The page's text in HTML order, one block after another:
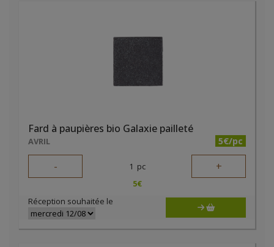
Fard à paupières bio Galaxie pailleté
AVRIL 5€/pc
- 1 pc +
5€
Réception souhaitée le